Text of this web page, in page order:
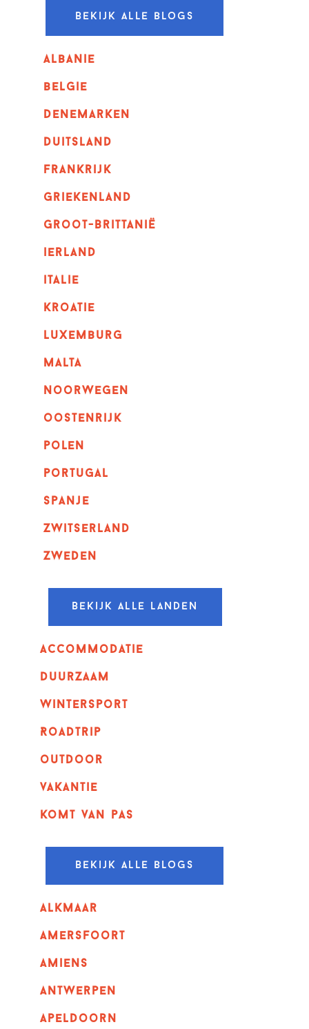
Bekijk alle blogs
albanie
belgie
denemarken
duitsland
frankrijk
griekenland
Groot-Brittanië
ierland
italie
kroatie
luxemburg
malta
noorwegen
oostenrijk
polen
portugal
spanje
zwitserland
zweden
Bekijk alle landen
Accommodatie
Duurzaam
wintersport
Roadtrip
outdoor
vakantie
komt van pas
Bekijk alle blogs
alkmaar
amersfoort
amiens
Antwerpen
apeldoorn